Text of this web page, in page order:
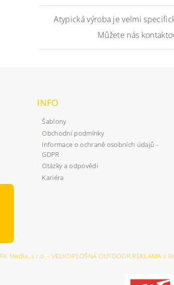
Atypická výroba je velmi
Můžete nás
INFO
Šablony
Obchodní podmínky
Informace o ochraně osobních údajů -
GDPR
Otázky a odpovědi
Kariéra
FK Media, s.r.o. - VELKOPLOŠNÁ OUTDOOR REKLAMA v